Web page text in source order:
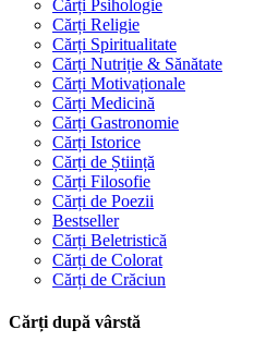
Cărți Psihologie
Cărți Religie
Cărți Spiritualitate
Cărți Nutriție & Sănătate
Cărți Motivaționale
Cărți Medicină
Cărți Gastronomie
Cărți Istorice
Cărți de Știință
Cărți Filosofie
Cărți de Poezii
Bestseller
Cărți Beletristică
Cărți de Colorat
Cărți de Crăciun
Cărți după vârstă